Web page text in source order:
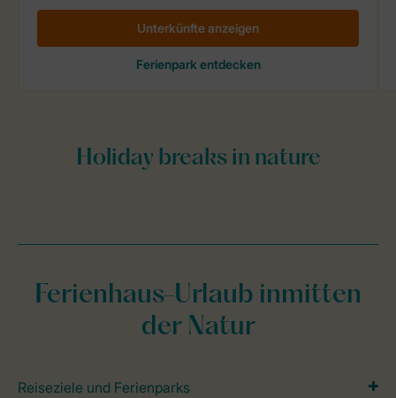
Ferienhaus-Urlaub inmitten
der Natur
Reiseziele und Ferienparks